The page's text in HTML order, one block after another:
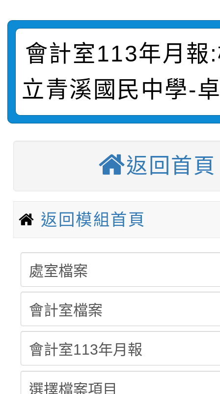
「祖孫樂淘桃」、「愛
絕-親子共學同樂會」
報，惠請貴機關(學校)
宣導。
員」簡章及活動海報，
踴躍報名參加
115學年度新生訓練注
115學年度新生補報到
【甄選結果(第10招)】
學年度第1學期第7次代
結果(第10招)
【甄選結果(第2招)】
學年度第1學期第9次代
結果(第2招)
轉知：本市公務人員協
9月16日本府B2大禮堂
1次會員大會暨第7屆
函轉運動部全民運動
推動社區運動俱樂部營
計畫」1 份，請踴躍報
權責核予出席人員公(
【甄選結果(第11招)】
學年度第1學期第7次代
結果(第11招)
【甄選結果(第3招)】
學年度第1學期第9次
結果(第3招)
桃園市家庭教育中心「
程資訊」、「暑期親子
「祖孫樂淘桃」、「愛
絕-親子共學同樂會」
站幸福系列講座及成長
報，惠請貴機關(學校)
「校園短影音徵選活動
員」簡章及活動海報，
踴躍報名參加
115學年度新生訓練注
115學年度新生補報到
結果
【甄選結果(第10招)】
學年度第1學期第7次代
【甄選結果(第2招)】
會計室113年月報
立青溪國民中學-
返回首頁
返回模組首頁